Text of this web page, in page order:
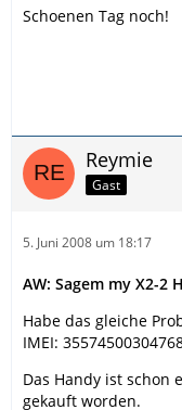
Schoenen Tag noch!
Reymie
Gast
5. Juni 2008 um 18:17
AW: Sagem my X2-2
Habe das gleiche
IMEI:
Das Handy ist schon
gekauft worden.